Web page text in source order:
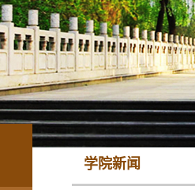
学院新闻